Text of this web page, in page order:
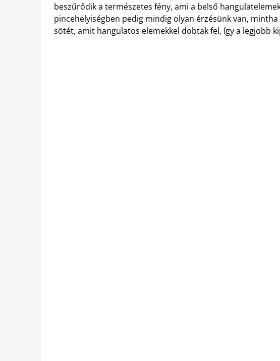
beszűrődik a természetes fény, ami a belső
pincehelyiségben pedig mindig olyan érzésünk van,
sötét, amit hangulatos elemekkel dobtak fel, így a legjobb